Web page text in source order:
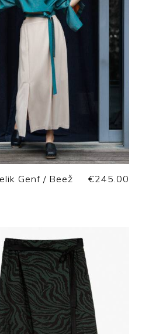
Genf / Beež €245.00